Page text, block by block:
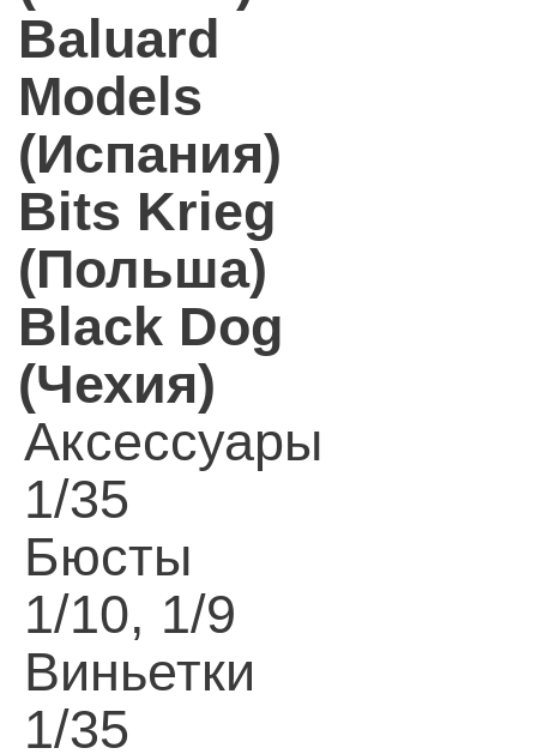
Baluard
Models
(Испания)
Bits Krieg
(Польша)
Black Dog
(Чехия)
Аксессуары
1/35
Бюсты
1/10, 1/9
Виньетки
1/35